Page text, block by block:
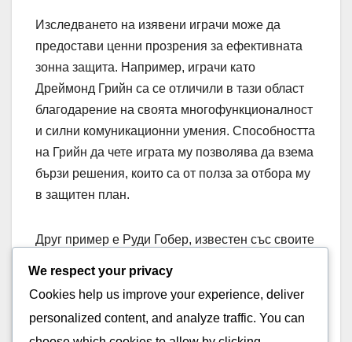
Изследването на изявени играчи може да
предостави ценни прозрения за ефективната
зонна защита. Например, играчи като
Дреймонд Грийн са се отличили в тази област
благодарение на своята многофункционалност
и силни комуникационни умения. Способността
на Грийн да чете играта му позволява да взема
бързи решения, които са от полза за отбора му
в защитен план.
Друг пример е Руди Гобер, известен със своите
Неговото присъствие в зоната около коша
значително подобрява зонната защита на
отбора му, тъй като противниците често се
We respect your privacy
Cookies help us improve your experience, deliver
personalized content, and analyze traffic. You can